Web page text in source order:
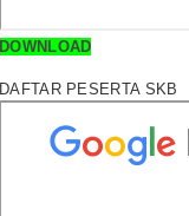
DOWNLOAD
DAFTAR PESERTA SKB